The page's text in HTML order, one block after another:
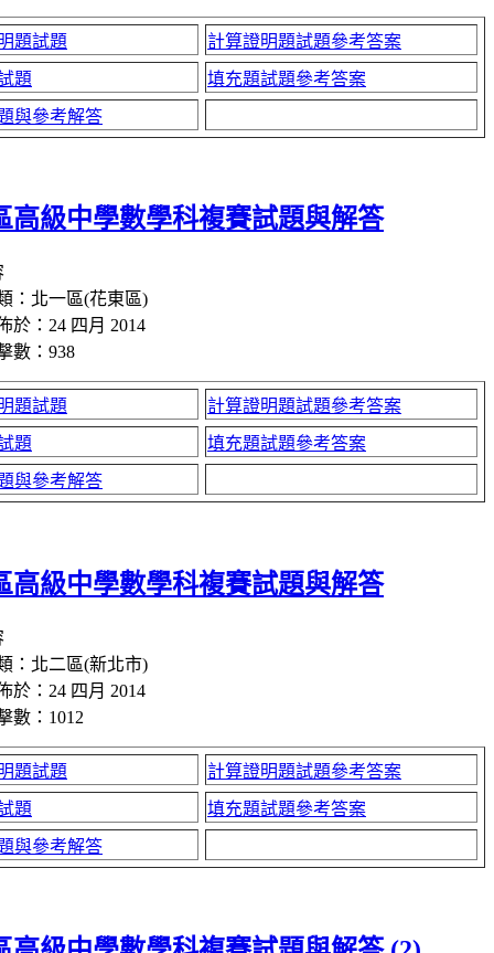
題試題
計算證明題試題參考答案
題
填充題試題參考答案
與參考解答
高級中學數學科複賽試題與解答
：北一區(花東區)
於：24 四月 2014
數：938
題試題
計算證明題試題參考答案
題
填充題試題參考答案
與參考解答
高級中學數學科複賽試題與解答
：北二區(新北市)
於：24 四月 2014
數：1012
題試題
計算證明題試題參考答案
題
填充題試題參考答案
與參考解答